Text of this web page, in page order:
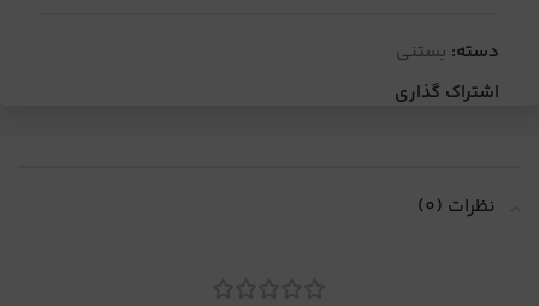
دسته: بستنی
اشتراک گذاری
نظرات (0)